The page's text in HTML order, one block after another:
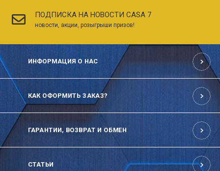
ПОДПИСКА НА НОВОСТИ CASA 7
новости, акции, розыгрыши призов!
ИНФОРМАЦИЯ О НАС
КАК ОФОРМИТЬ ЗАКАЗ?
ГАРАНТИИ, ВОЗВРАТ И ОБМЕН
СТАТЬИ